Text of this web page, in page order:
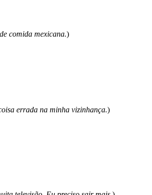
comida mexicana.)
errada na minha vizinhança.)